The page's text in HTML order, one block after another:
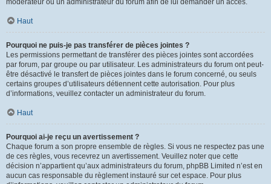
modérateur ou un administrateur du forum afin de lui demander un accès.
Haut
Pourquoi ne puis-je pas transférer de pièces jointes ?
Les permissions permettant de transférer des pièces jointes sont accordées
par forum, par groupe ou par utilisateur. Les administrateurs du forum ont peut-
être désactivé le transfert de pièces jointes dans le forum concerné, ou seuls
certains groupes d’utilisateurs détiennent cette autorisation. Pour plus
d’informations, veuillez contacter un administrateur du forum.
Haut
Pourquoi ai-je reçu un avertissement ?
Chaque forum a son propre ensemble de règles. Si vous ne respectez pas une
de ces règles, vous recevrez un avertissement. Veuillez noter que cette
décision n’appartient qu’aux administrateurs du forum, phpBB Limited n’est en
aucun cas responsable du règlement instauré sur cet espace. Pour plus